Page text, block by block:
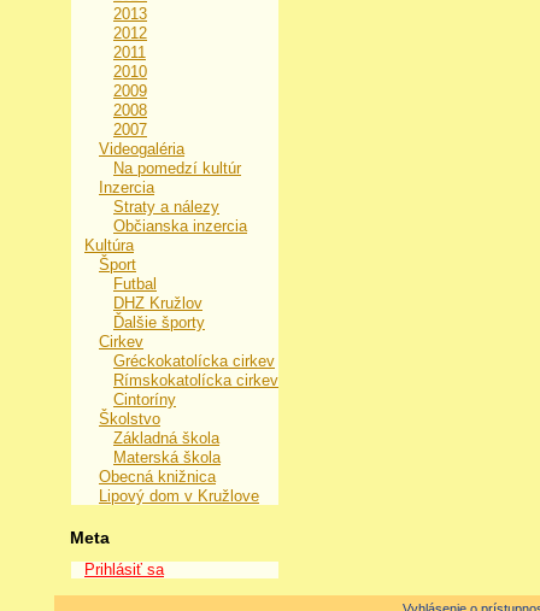
2013
2012
2011
2010
2009
2008
2007
Videogaléria
Na pomedzí kultúr
Inzercia
Straty a nálezy
Občianska inzercia
Kultúra
Šport
Futbal
DHZ Kružlov
Ďalšie športy
Cirkev
Gréckokatolícka cirkev
Rímskokatolícka cirkev
Cintoríny
Školstvo
Základná škola
Materská škola
Obecná knižnica
Lipový dom v Kružlove
Meta
Prihlásiť sa